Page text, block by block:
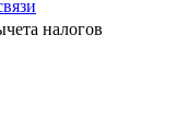
налогов